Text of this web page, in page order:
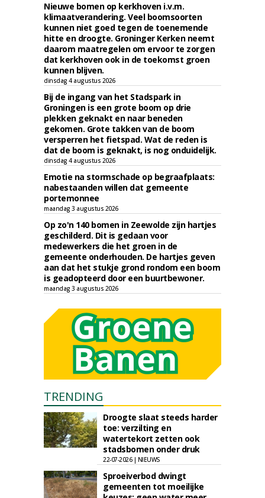
Nieuwe bomen op kerkhoven i.v.m.
klimaatverandering. Veel boomsoorten
kunnen niet goed tegen de toenemende
hitte en droogte. Groninger Kerken neemt
daarom maatregelen om ervoor te zorgen
dat kerkhoven ook in de toekomst groen
kunnen blijven.
dinsdag 4 augustus 2026
Bij de ingang van het Stadspark in
Groningen is een grote boom op drie
plekken geknakt en naar beneden
gekomen. Grote takken van de boom
versperren het fietspad. Wat de reden is
dat de boom is geknakt, is nog onduidelijk.
dinsdag 4 augustus 2026
Emotie na stormschade op begraafplaats:
nabestaanden willen dat gemeente
portemonnee
maandag 3 augustus 2026
Op zo'n 140 bomen in Zeewolde zijn hartjes
geschilderd. Dit is gedaan voor
medewerkers die het groen in de
gemeente onderhouden. De hartjes geven
aan dat het stukje grond rondom een boom
is geadopteerd door een buurtbewoner.
maandag 3 augustus 2026
TRENDING
Droogte slaat steeds harder
toe: verzilting en
watertekort zetten ook
stadsbomen onder druk
22-07-2026 | NIEUWS
Sproeiverbod dwingt
gemeenten tot moeilijke